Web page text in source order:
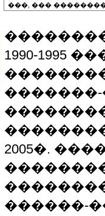
���, ���
1990-
2005�.
������-